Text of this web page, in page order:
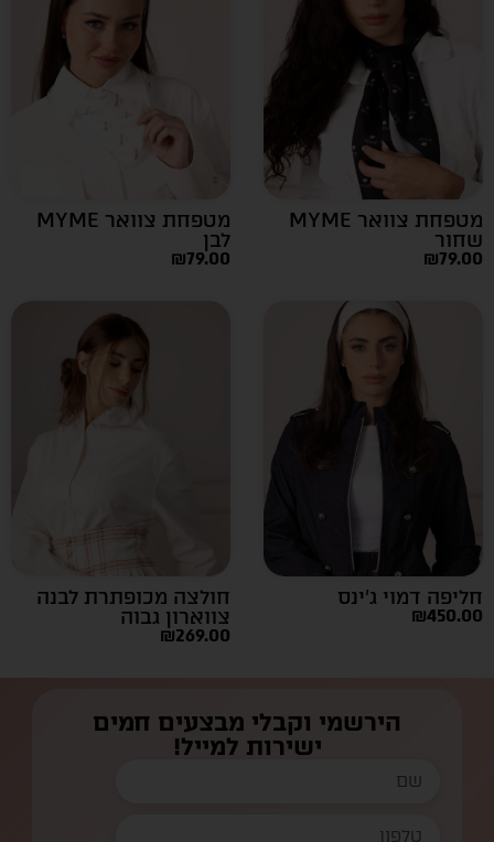
מטפחת צוואר MYME
שחור
₪79.00
מטפחת צוואר MYME
לבן
₪79.00
חליפה דמוי ג’ינס
₪450.00
חולצה מכופתרת לבנה
צווארון גבוה
₪269.00
הירשמי וקבלי מבצעים חמים
ישירות למייל!